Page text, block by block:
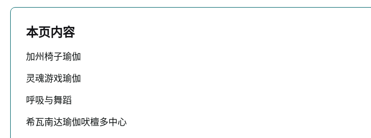
本页内容
加州椅子瑜伽
灵魂游戏瑜伽
呼吸与舞蹈
希瓦南达瑜伽吠檀多中心